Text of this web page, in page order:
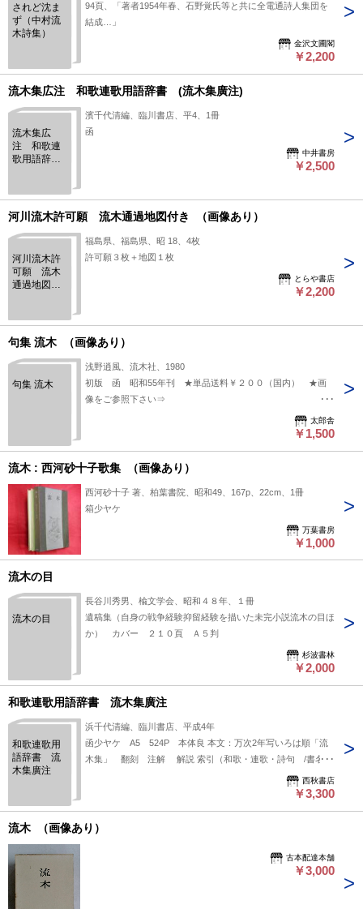
されど沈ま
ず（中村流
木詩集）
94頁、「著者1954年春、石野覚氏等と共に全電通詩人集団を
結成…」
金沢文圃閣
￥2,200
流木集広注 和歌連歌用語辞書 (流木集廣注)
流木集広
注 和歌連
歌用語辞
濱千代清編、臨川書店、平4、1冊
函
中井書房
￥2,500
河川流木許可願 流木通過地図付き （画像あり）
河川流木許
可願 流木
通過地図付
福島県、福島県、昭 18、4枚
許可願３枚＋地図１枚
とらや書店
￥2,200
句集 流木 （画像あり）
句集 流木
浅野逍風、流木社、1980
初版 函 昭和55年刊 ★単品送料￥２００（国内） ★画
像をご参照下さい⇒
https://www.dropbox.com/s/v5hqeuxfemngg66/68717-.jpg?dl=0
太郎舎
￥1,500
流木 : 西河砂十子歌集 （画像あり）
西河砂十子 著、柏葉書院、昭和49、167p、22cm、1冊
箱少ヤケ
万葉書房
￥1,000
流木の目
流木の目
長谷川秀男、楡文学会、昭和４８年、１冊
遺稿集（自身の戦争経験抑留経験を描いた未完小説流木の目ほ
か） カバー ２１０頁 Ａ５判
杉波書林
￥2,000
和歌連歌用語辞書 流木集廣注
和歌連歌用
語辞書 流
木集廣注
浜千代清編、臨川書店、平成4年
函少ヤケ A5 524P 本体良 本文：万次2年写いろは順「流
木集」 翻刻 注解 解説 索引（和歌・連歌・詩句 /書名）
西秋書店
￥3,300
流木 （画像あり）
古本配達本舗
￥3,000